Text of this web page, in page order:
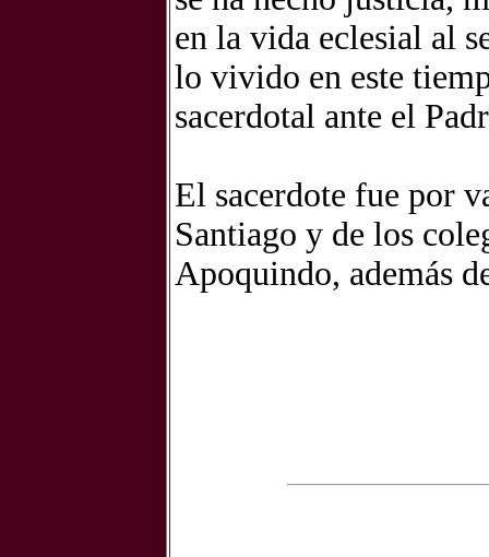
en la vida eclesial al
lo vivido en este
sacerdotal ante el
El sacerdote fue por
Santiago y de los
Apoquindo, además